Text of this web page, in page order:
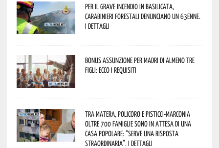
Per il grave incendio in Basilicata,
Carabinieri forestali denunciano un 63enne.
I dettagli
Bonus assunzione per madri di almeno tre
figli: ecco i requisiti
Tra Matera, Policoro e Pisticci-Marconia
oltre 700 famiglie sono in attesa di una
casa popolare: “serve una risposta
straordinaria”. I dettagli